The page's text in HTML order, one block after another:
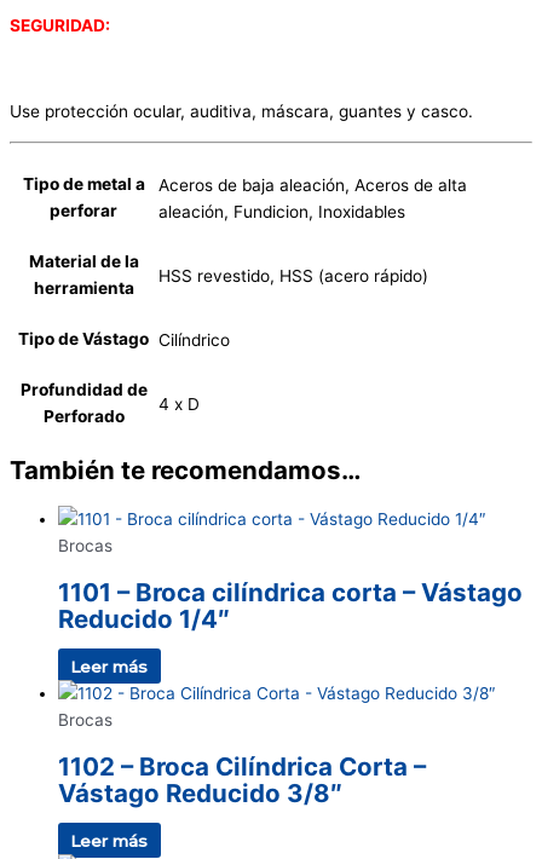
SEGURIDAD:
Use protección ocular, auditiva, máscara, guantes y casco.
Tipo de metal a
perforar
Aceros de baja aleación, Aceros de alta
aleación, Fundicion, Inoxidables
Material de la
herramienta
HSS revestido, HSS (acero rápido)
Tipo de Vástago Cilíndrico
Profundidad de
Perforado
4 x D
También te recomendamos…
Brocas
1101 – Broca cilíndrica corta – Vástago
Reducido 1/4″
Leer más
Brocas
1102 – Broca Cilíndrica Corta –
Vástago Reducido 3/8″
Leer más